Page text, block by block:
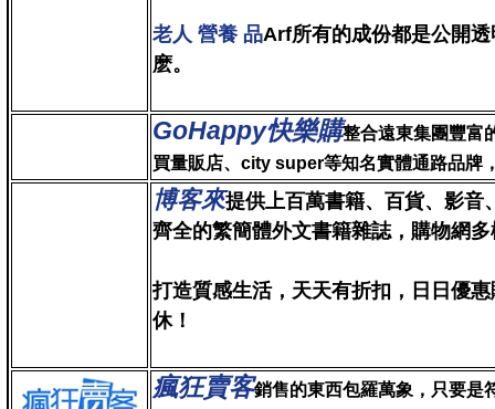
老人 營養 品Arf所有的成份都是公開
麽。
GoHappy快樂購整合遠東集團豐富
買量販店、city super等知名實體通路品牌
博客來提供上百萬書籍、百貨、影音
齊全的繁簡體外文書籍雜誌，購物網
打造質感生活，天天有折扣，日日優
休！
瘋狂賣客銷售的東西包羅萬象，只要是